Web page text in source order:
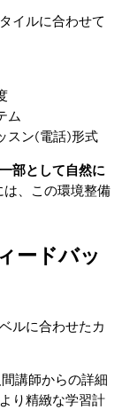
イルに合わせて
ム
スン(電話)形式
部として自然に
は、この環境整備
ードバッ
ルに合わせたカ
講師からの詳細
り精緻な学習計